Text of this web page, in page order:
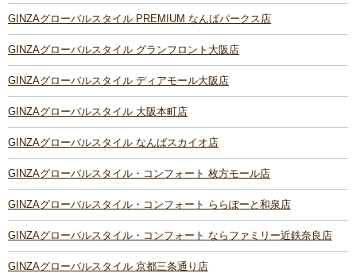
GINZAグローバルスタイル PREMIUM なんばパークス店
GINZAグローバルスタイル グランフロント大阪店
GINZAグローバルスタイル ディアモール大阪店
GINZAグローバルスタイル 大阪本町店
GINZAグローバルスタイル なんばスカイオ店
GINZAグローバルスタイル・コンフォート 枚方モール店
GINZAグローバルスタイル・コンフォート ららぽーと和泉店
GINZAグローバルスタイル・コンフォート ならファミリー近鉄奈良店
GINZAグローバルスタイル 京都三条通り店